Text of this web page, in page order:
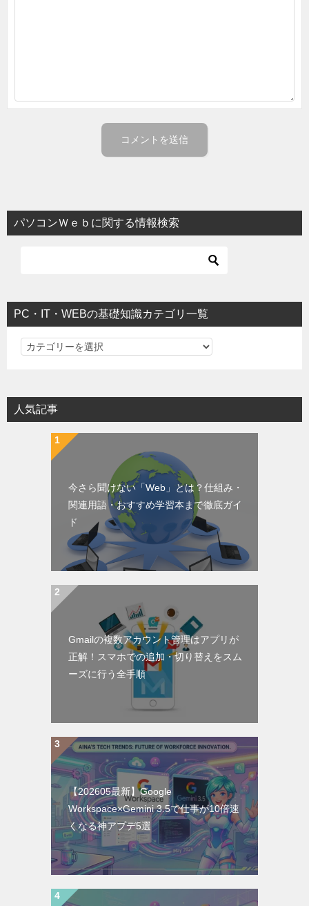
パソコンＷｅｂに関する情報検索
PC・IT・WEBの基礎知識カテゴリ一覧
PC・IT・WEBの基礎知識カテゴリ一覧
人気記事
今さら聞けない「Web」とは？仕組み・
関連用語・おすすめ学習本まで徹底ガイ
ド
Gmailの複数アカウント管理はアプリが
正解！スマホでの追加・切り替えをスム
ーズに行う全手順
【202605最新】Google
Workspace×Gemini 3.5で仕事が10倍速
くなる神アプデ5選